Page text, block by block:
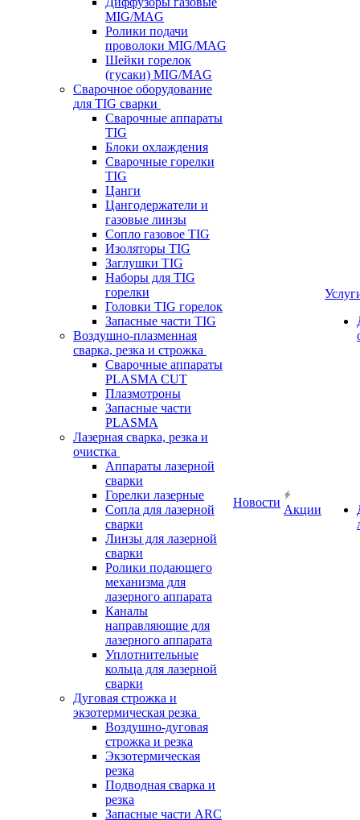
MIG/MAG
Ролики подачи
проволоки MIG/MAG
Шейки горелок
(гусаки) MIG/MAG
Сварочное оборудование
для TIG сварки
Сварочные аппараты
TIG
Блоки охлаждения
Сварочные горелки
TIG
Цанги
Цангодержатели и
газовые линзы
Сопло газовое TIG
Изоляторы TIG
Заглушки TIG
Наборы для TIG
горелки
Головки TIG горелок
Запасные части TIG
Воздушно-плазменная
сварка, резка и строжка
Сварочные аппараты
PLASMA CUT
Плазмотроны
Запасные части
PLASMA
Лазерная сварка, резка и
очистка
Аппараты лазерной
сварки
Горелки лазерные
Сопла для лазерной
сварки
Линзы для лазерной
сварки
Ролики подающего
механизма для
лазерного аппарата
Каналы
направляющие для
лазерного аппарата
Уплотнительные
кольца для лазерной
сварки
Дуговая строжка и
экзотермическая резка
Воздушно-дуговая
строжка и резка
Экзотермическая
резка
Подводная сварка и
резка
Запасные части ARC
Новости
Акции